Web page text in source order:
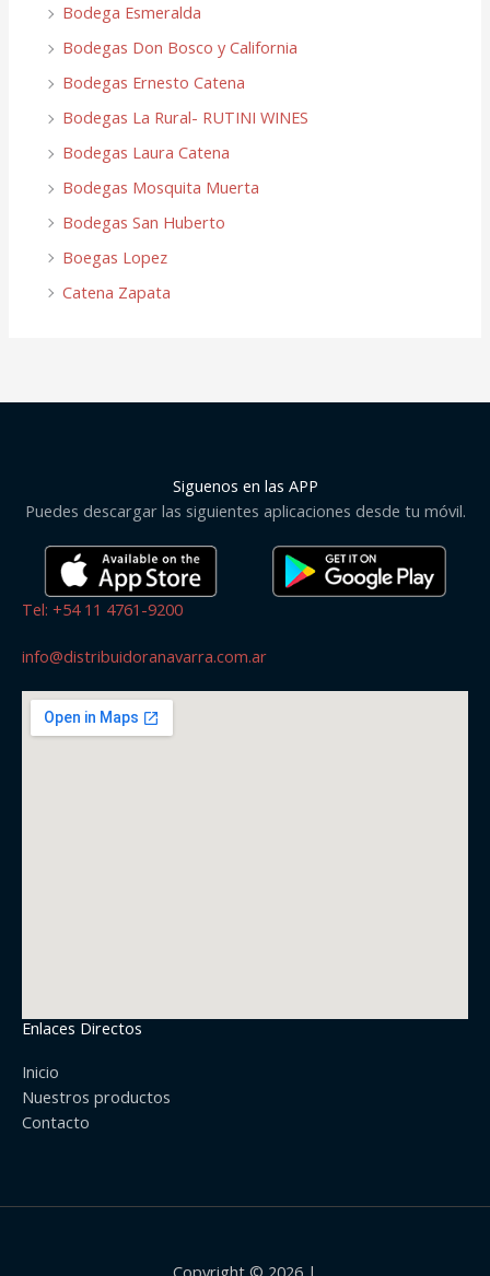
Bodega Esmeralda
Bodegas Don Bosco y California
Bodegas Ernesto Catena
Bodegas La Rural- RUTINI WINES
Bodegas Laura Catena
Bodegas Mosquita Muerta
Bodegas San Huberto
Boegas Lopez
Catena Zapata
Siguenos en las APP
Puedes descargar las siguientes aplicaciones desde tu móvil.
Tel: +54 11 4761-9200
info@distribuidoranavarra.com.ar
Enlaces Directos
Inicio
Nuestros productos
Contacto